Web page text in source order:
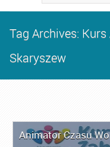
Tag Archives:
Skaryszew
Animator Czasu